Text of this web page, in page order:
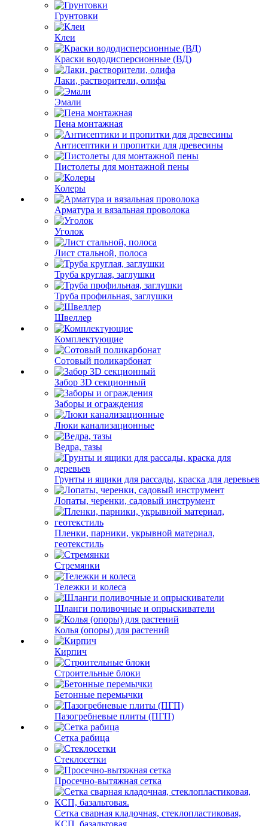
Грунтовки
Клеи
Краски вододисперсионные (ВД)
Лаки, растворители, олифа
Эмали
Пена монтажная
Антисептики и пропитки для древесины
Пистолеты для монтажной пены
Колеры
Арматура и вязальная проволока
Уголок
Лист стальной, полоса
Труба круглая, заглушки
Труба профильная, заглушки
Швеллер
Комплектующие
Сотовый поликарбонат
Забор 3D секционный
Заборы и ограждения
Люки канализационные
Ведра, тазы
Грунты и ящики для рассады, краска для деревьев
Лопаты, черенки, садовый инструмент
Пленки, парники, укрывной материал,
геотекстиль
Стремянки
Тележки и колеса
Шланги поливочные и опрыскиватели
Колья (опоры) для растений
Кирпич
Строительные блоки
Бетонные перемычки
Пазогребневые плиты (ПГП)
Сетка рабица
Стеклосетки
Просечно-вытяжная сетка
Сетка сварная кладочная, стеклопластиковая,
КСП, базальтовая.